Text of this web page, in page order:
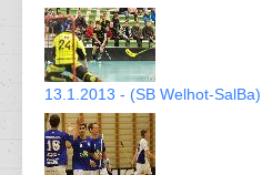
13.1.2013 - (SB Welhot-SalBa)